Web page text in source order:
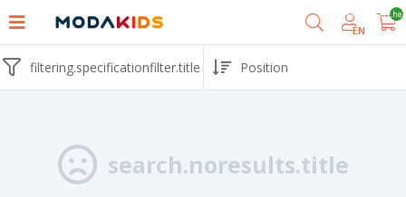
EN
filtering.specificationfilter.title
search.noresults.title